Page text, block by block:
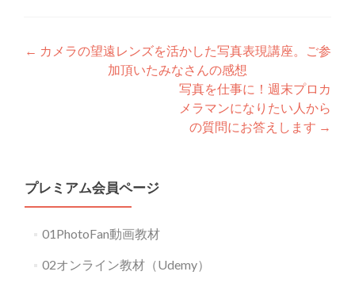
Post
navigation
← カメラの望遠レンズを活かした写真表現講座。ご参
加頂いたみなさんの感想
写真を仕事に！週末プロカ
メラマンになりたい人から
の質問にお答えします →
プレミアム会員ページ
01PhotoFan動画教材
02オンライン教材（Udemy）